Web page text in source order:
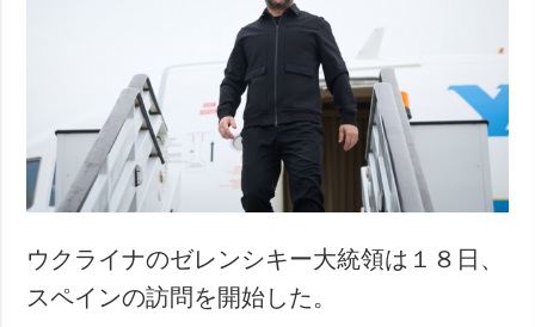
ウクライナのゼレンシキー大統領は１８日、
スペインの訪問を開始した。